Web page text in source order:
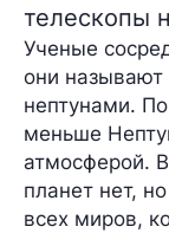
телескопы
Ученые
они
нептунами.
меньше
атмосферой.
планет нет,
всех миров,